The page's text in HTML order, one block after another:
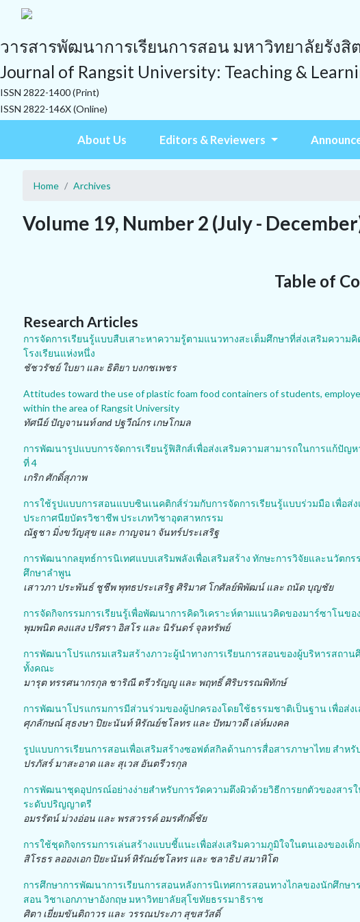
วารสารพัฒนาการเรียนการสอน มหาวิทยาลัยรังสิ
Journal of Rangsit University: Teaching &
ISSN 2822-1400 (Print)
ISSN 2822-146X (Online)
About Us Editors & Reviewers
Home Archives
Volume 19, Number 2 (July -
Table of
Research Articles
การจัดการเรียนรู้แบบสืบเสาะหาความรู้ตามแนวทางสะเต็มศึกษาที่ส่งเสริมควา
โรงเรียนแห่งหนึ่ง
ชัชวรัชย์ ใบยา และ ธิติยา บงกชเพชร
Attitudes toward the use of plastic foam food containers of students,
within the area of Rangsit University
ทัศนีย์ ปัญจานนท์ and ปฐวีณ์กร เกษโกมล
การพัฒนารูปแบบการจัดการเรียนรู้ฟิสิกส์เพื่อส่งเสริมความสามารถในการแก้ปั
ที่ 4
เกริก ศักดิ์สุภาพ
การใช้รูปแบบการสอนแบบซินเนคติกส์ร่วมกับการจัดการเรียนรู้แบบร่วมมือ เพื่อส่
ประกาศนียบัตรวิชาชีพ ประเภทวิชาอุตสาหกรรม
ณัฐชา มิ่งขวัญสุข และ กาญจนา จันทร์ประเสริฐ
การพัฒนากลยุทธ์การนิเทศแบบเสริมพลังเพื่อเสริมสร้าง ทักษะการวิจัยและนวัตก
ศึกษาลำพูน
เสาวภา ประพันธ์ ชูชีพ พุทธประเสริฐ ศิริมาศ โกศัลย์พิพัฒน์ และ ถนัด บุญชัย
การจัดกิจกรรมการเรียนรู้เพื่อพัฒนาการคิดวิเคราะห์ตามแนวคิดของมาร์ซาโนข
พุมพนิต คงแสง ปริศรา อิสโร และ นิรันดร์ จุลทรัพย์
การพัฒนาโปรแกรมเสริมสร้างภาวะผู้นำทางการเรียนการสอนของผู้บริหารสถ
ทั้งคณะ
มารุต ทรรศนากรกุล ชาริณี ตรีวรัญญู และ พฤทธิ์ ศิริบรรณพิทักษ์
การพัฒนาโปรแกรมการมีส่วนร่วมของผู้ปกครองโดยใช้ธรรมชาติเป็นฐาน เพื่อส่ง
ศุภลักษณ์ สุธงษา ปิยะนันท์ หิรัณย์ชโลทร และ ปัทมาวดี เล่ห์มงคล
รูปแบบการเรียนการสอนเพื่อเสริมสร้างซอฟต์สกิลด้านการสื่อสารภาษาไทย สำ
ปรภัสร์ มาสะอาด และ สุเวส อันตรีวรกุล
การพัฒนาชุดอุปกรณ์อย่างง่ายสำหรับการวัดความตึงผิวด้วยวิธีการยกตัวของสาร
ระดับปริญญาตรี
อมรรัตน์ ม่วงอ่อน และ พรสวรรค์ อมรศักดิ์ชัย
การใช้ชุดกิจกรรมการเล่นสร้างแบบชี้แนะเพื่อส่งเสริมความภูมิใจในตนเองของเด็
สิโรธร ลอองเอก ปิยะนันท์ หิรัณย์ชโลทร และ ชลาธิป สมาหิโต
การศึกษาการพัฒนาการเรียนการสอนหลังการนิเทศการสอนทางไกลของนักศึก
สอน วิชาเอกภาษาอังกฤษ มหาวิทยาลัยสุโขทัยธรรมาธิราช
ศิตา เยี่ยมขันติถาวร และ วรรณประภา สุขสวัสดิ์